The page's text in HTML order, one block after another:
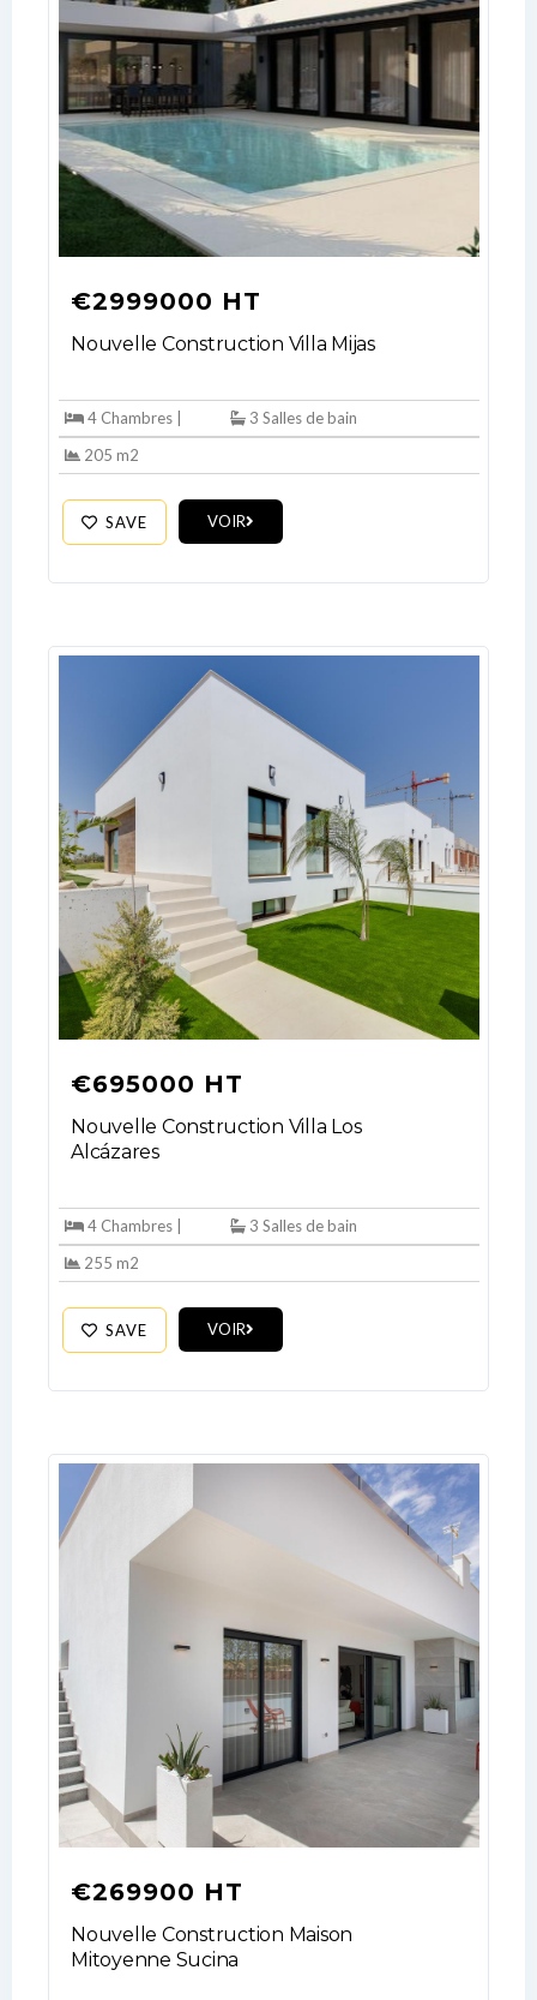
€2999000 HT
Nouvelle Construction Villa Mijas
4 Chambres |
3 Salles de bain
205 m2
SAVE VOIR
€695000 HT
Nouvelle Construction Villa Los
Alcázares
4 Chambres |
3 Salles de bain
255 m2
SAVE VOIR
€269900 HT
Nouvelle Construction Maison
Mitoyenne Sucina
Username
Password
LOGIN
No apps configured. Please contact
your administrator.